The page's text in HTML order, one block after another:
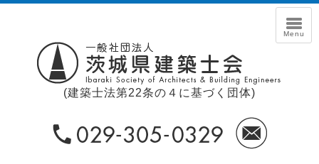
(建築士法第22条の４に基づく団体)